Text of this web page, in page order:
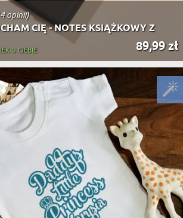
opinii)
CIĘ - NOTES KSIĄŻKOWY Z
89,99 zł
U CIEBIE